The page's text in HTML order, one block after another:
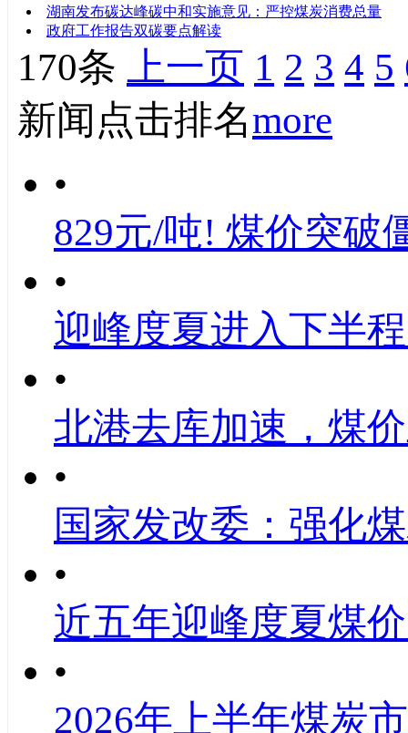
湖南发布碳达峰碳中和实施意见：严控煤炭消费总量
政府工作报告双碳要点解读
170条 上一页 1 2 3 4 5
新闻点击排名more
•
829元/吨! 煤价突破
•
迎峰度夏进入下半
•
北港去库加速，煤
•
国家发改委：强化
•
近五年迎峰度夏煤
•
2026年上半年煤炭